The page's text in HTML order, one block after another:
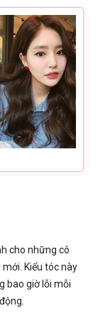
cho những cô
Kiểu tóc này
bao giờ lỗi mỗi